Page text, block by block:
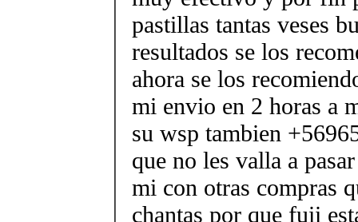
pastillas tantas veses
resultados se los
ahora se los
mi envio en 2 horas a
su wsp tambien
que no les valla a
mi con otras compras
chantas por que fuii